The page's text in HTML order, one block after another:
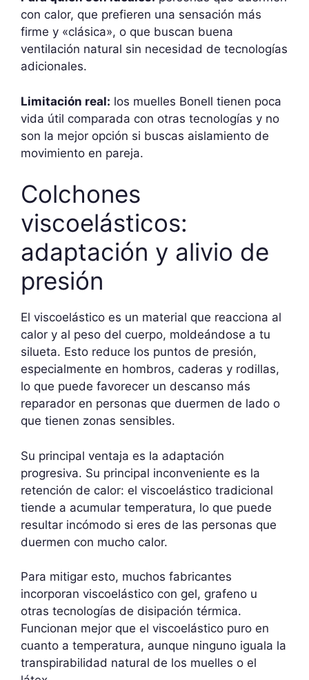
con calor, que prefieren una sensación más
firme y «clásica», o que buscan buena
ventilación natural sin necesidad de tecnologías
adicionales.
Limitación real: los muelles Bonell tienen poca
vida útil comparada con otras tecnologías y no
son la mejor opción si buscas aislamiento de
movimiento en pareja.
Colchones
viscoelásticos:
adaptación y alivio de
presión
El viscoelástico es un material que reacciona al
calor y al peso del cuerpo, moldeándose a tu
silueta. Esto reduce los puntos de presión,
especialmente en hombros, caderas y rodillas,
lo que puede favorecer un descanso más
reparador en personas que duermen de lado o
que tienen zonas sensibles.
Su principal ventaja es la adaptación
progresiva. Su principal inconveniente es la
retención de calor: el viscoelástico tradicional
tiende a acumular temperatura, lo que puede
resultar incómodo si eres de las personas que
duermen con mucho calor.
Para mitigar esto, muchos fabricantes
incorporan viscoelástico con gel, grafeno u
otras tecnologías de disipación térmica.
Funcionan mejor que el viscoelástico puro en
cuanto a temperatura, aunque ninguno iguala la
transpirabilidad natural de los muelles o el